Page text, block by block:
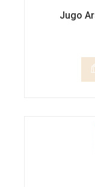
Jugo